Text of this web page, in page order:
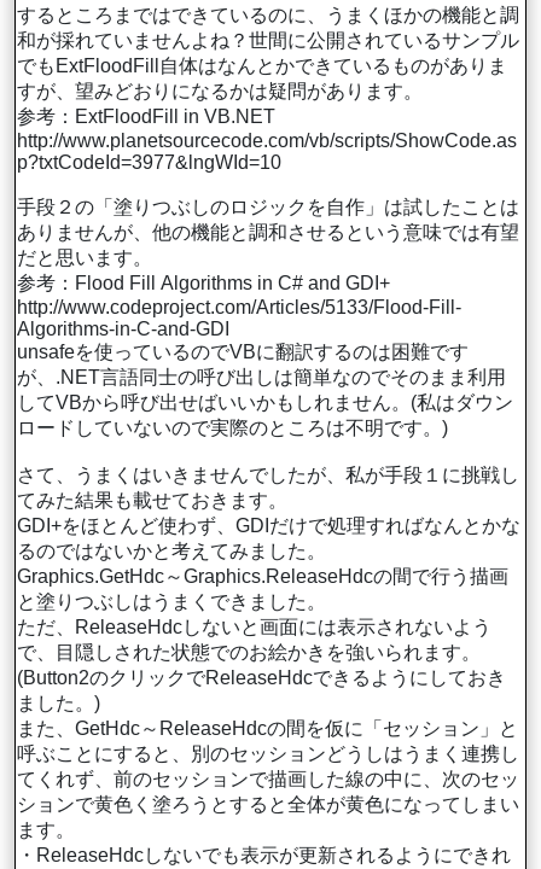
するところまではできているのに、うまくほかの機能と調
和が採れていませんよね？世間に公開されているサンプル
でもExtFloodFill自体はなんとかできているものがありま
すが、望みどおりになるかは疑問があります。
参考：ExtFloodFill in VB.NET
http://www.planetsourcecode.com/vb/scripts/ShowCode.as
p?txtCodeId=3977&lngWId=10
手段２の「塗りつぶしのロジックを自作」は試したことは
ありませんが、他の機能と調和させるという意味では有望
だと思います。
参考：Flood Fill Algorithms in C# and GDI+
http://www.codeproject.com/Articles/5133/Flood-Fill-
Algorithms-in-C-and-GDI
unsafeを使っているのでVBに翻訳するのは困難です
が、.NET言語同士の呼び出しは簡単なのでそのまま利用
してVBから呼び出せばいいかもしれません。(私はダウン
ロードしていないので実際のところは不明です。)
さて、うまくはいきませんでしたが、私が手段１に挑戦し
てみた結果も載せておきます。
GDI+をほとんど使わず、GDIだけで処理すればなんとかな
るのではないかと考えてみました。
Graphics.GetHdc～Graphics.ReleaseHdcの間で行う描画
と塗りつぶしはうまくできました。
ただ、ReleaseHdcしないと画面には表示されないよう
で、目隠しされた状態でのお絵かきを強いられます。
(Button2のクリックでReleaseHdcできるようにしておき
ました。)
また、GetHdc～ReleaseHdcの間を仮に「セッション」と
呼ぶことにすると、別のセッションどうしはうまく連携し
てくれず、前のセッションで描画した線の中に、次のセッ
ションで黄色く塗ろうとすると全体が黄色になってしまい
ます。
・ReleaseHdcしないでも表示が更新されるようにできれ